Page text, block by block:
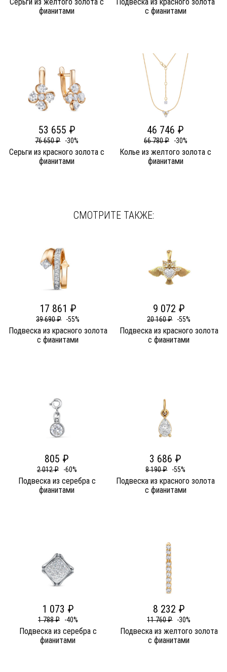
фианитами
c фианитами
53 655 ₽
76 650 ₽ -30%
Серьги из красного золота c
фианитами
46 746 ₽
66 780 ₽ -30%
Колье из желтого золота c
фианитами
СМОТРИТЕ ТАКЖЕ:
17 861 ₽
39 690 ₽ -55%
Подвеска из красного золота
c фианитами
9 072 ₽
20 160 ₽ -55%
Подвеска из красного золота
c фианитами
805 ₽
2 012 ₽ -60%
Подвеска из серебра c
фианитами
3 686 ₽
8 190 ₽ -55%
Подвеска из красного золота
c фианитами
1 073 ₽
1 788 ₽ -40%
Подвеска из серебра c
фианитами
8 232 ₽
11 760 ₽ -30%
Подвеска из желтого золота
c фианитами